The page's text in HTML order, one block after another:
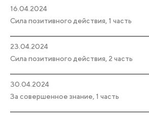
16.04.2024
Сила позитивного действия, 1 часть
23.04.2024
Сила позитивного действия, 2 часть
30.04.2024
За совершенное знание, 1 часть